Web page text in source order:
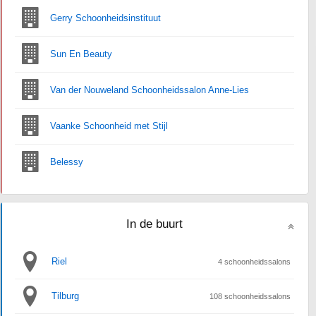
Gerry Schoonheidsinstituut
Sun En Beauty
Van der Nouweland Schoonheidssalon Anne-Lies
Vaanke Schoonheid met Stijl
Belessy
In de buurt
Riel 4 schoonheidssalons
Tilburg 108 schoonheidssalons